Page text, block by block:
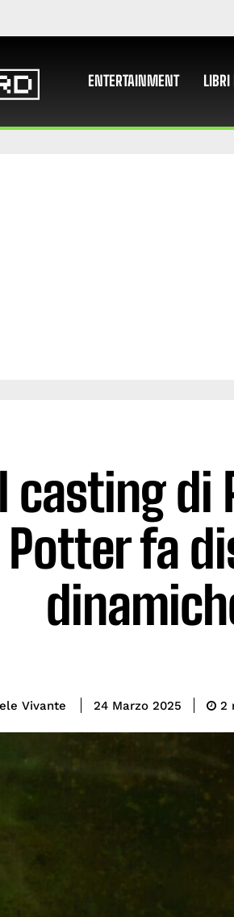
ENTERTAINMENT LIBRI
casting di
Potter fa
Vivante 24 Marzo 2025 2